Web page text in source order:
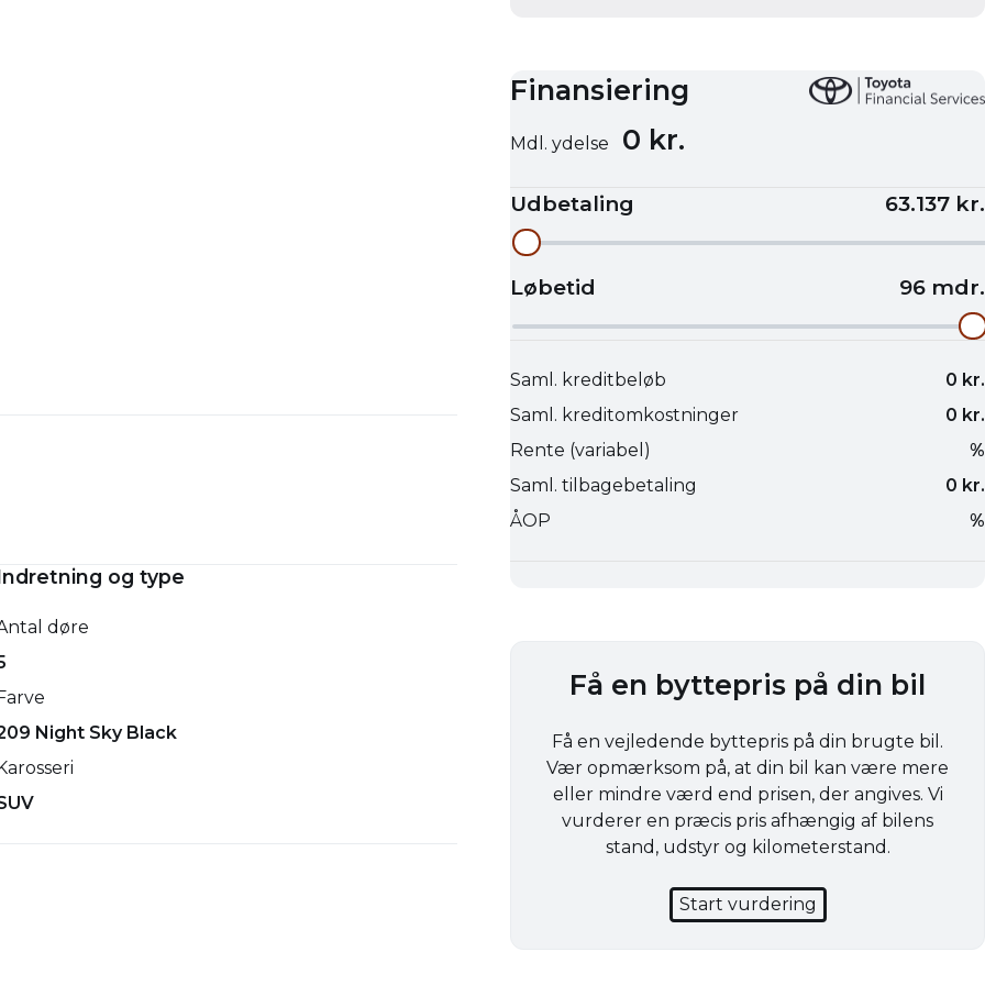
- 16.00
og type
døre
Night Sky Black
Få en byttepris på din bil
Få en vejledende byttepris på din brugte bil.
Vær opmærksom på, at din bil kan være mere
eller mindre værd end prisen, der angives. Vi
vurderer en præcis pris afhængig af bilens
stand, udstyr og kilometerstand.
Start vurdering